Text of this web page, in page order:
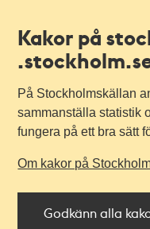
Kakor på
På Stockholmskällan
sammanställa statistik
fungera på ett bra sätt
Om kakor på
Godkänn alla